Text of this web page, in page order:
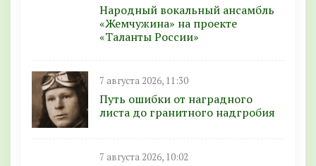
Народный вокальный ансамбль
«Жемчужина» на проекте
«Таланты России»
7 августа 2026, 11:30
Путь ошибки от наградного
листа до гранитного надгробия
7 августа 2026, 10:02